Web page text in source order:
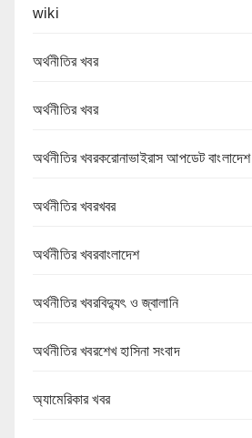
wiki
অর্থনীতির খবর
অর্থনীতির খবর
অর্থনীতির খবরকরোনাভাইরাস আপডেট বাংলাদেশ
অর্থনীতির খবরখবর
অর্থনীতির খবরবাংলাদেশ
অর্থনীতির খবরবিদ্যুৎ ও জ্বালানি
অর্থনীতির খবরশেখ হাসিনা সংবাদ
অ্যামেরিকার খবর